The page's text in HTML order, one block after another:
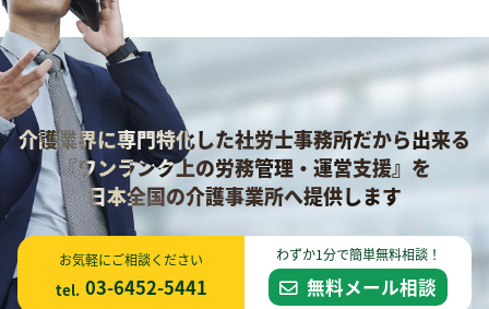
介護業界に専門特化した社労士事務所だから出来る
『ワンランク上の労務管理・運営支援』を
日本全国の介護事業所へ提供します
お気軽にご相談ください
tel. 03-6452-5441
わずか1分で簡単無料相談！
無料メール相談